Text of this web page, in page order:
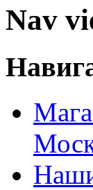
Nav